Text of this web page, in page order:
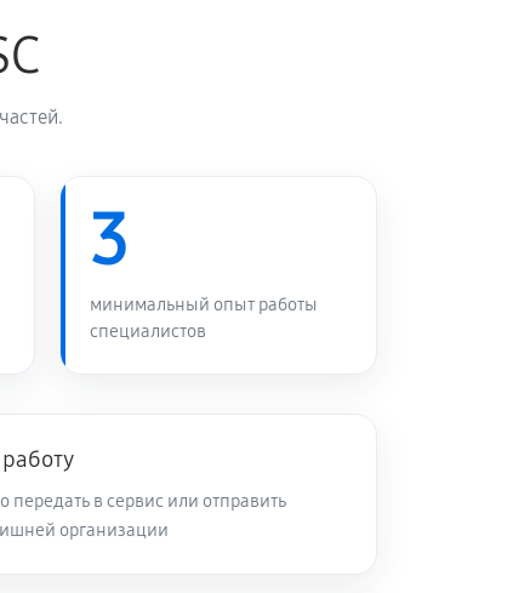
3
минимальный опыт работы
специалистов
в сервис или отправить
организации